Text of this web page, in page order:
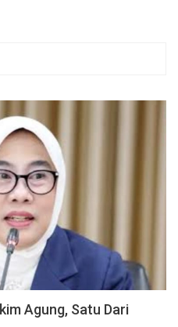
Agung, Satu Dari